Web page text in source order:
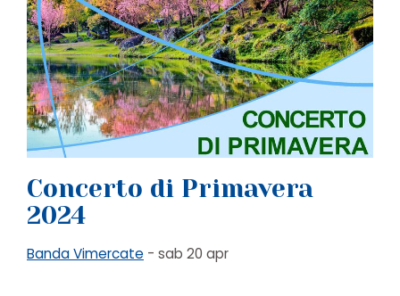
Concerto di Primavera
2024
Banda Vimercate - sab 20 apr